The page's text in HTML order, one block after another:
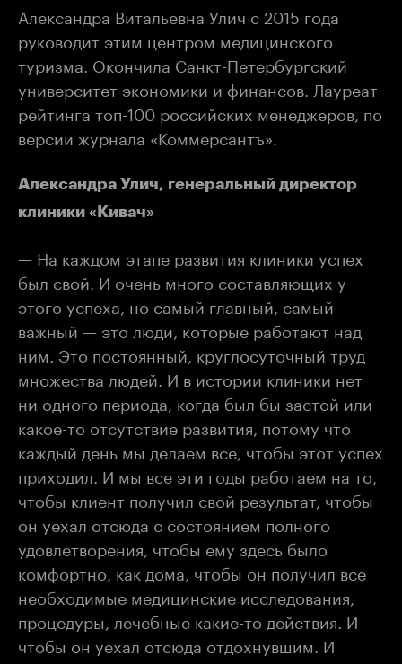
Александра Витальевна Улич с 2015 года
руководит этим центром медицинского
туризма. Окончила Санкт-Петербургский
университет экономики и финансов. Лауреат
рейтинга топ-100 российских менеджеров, по
версии журнала «Коммерсантъ».
Александра Улич, генеральный директор
клиники «Кивач»
— На каждом этапе развития клиники успех
был свой. И очень много составляющих у
этого успеха, но самый главный, самый
важный — это люди, которые работают над
ним. Это постоянный, круглосуточный труд
множества людей. И в истории клиники нет
ни одного периода, когда был бы застой или
какое-то отсутствие развития, потому что
каждый день мы делаем все, чтобы этот успех
приходил. И мы все эти годы работаем на то,
чтобы клиент получил свой результат, чтобы
он уехал отсюда с состоянием полного
удовлетворения, чтобы ему здесь было
комфортно, как дома, чтобы он получил все
необходимые медицинские исследования,
процедуры, лечебные какие-то действия. И
чтобы он уехал отсюда отдохнувшим. И